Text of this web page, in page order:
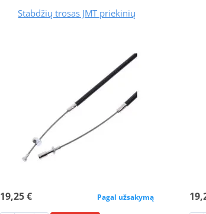
Stabdžių trosas JMT priekinių
19,25 € Pagal užsakymą